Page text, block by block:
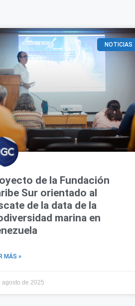
NOTICIAS
de la Fundación
Sur orientado al
de la data de la
marina en
MÁS »
agosto de 2025